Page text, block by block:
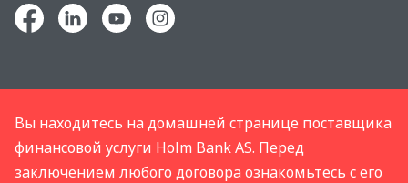
Вы находитесь на домашней странице поставщика
финансовой услуги Holm Bank AS. Перед
заключением любого договора ознакомьтесь с его